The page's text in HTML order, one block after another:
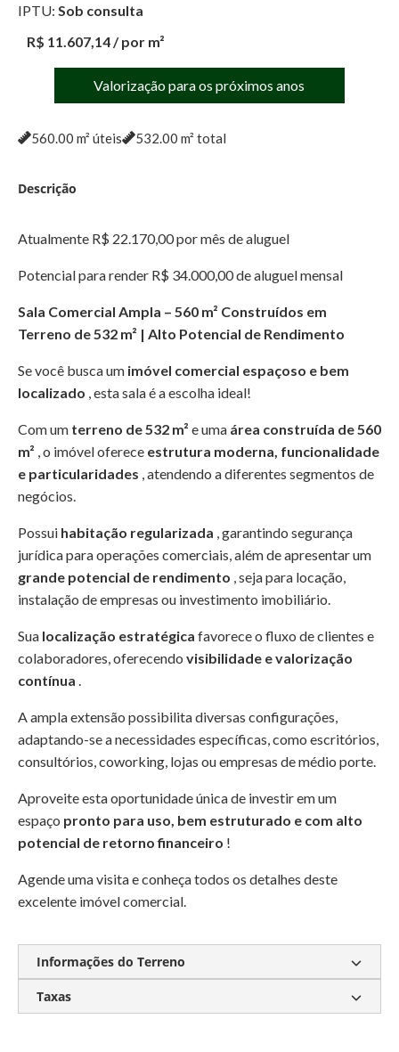
IPTU: Sob consulta
R$ 11.607,14 / por m²
Valorização para os próximos anos
560.00 m² úteis 532.00 m² total
Descrição
Atualmente R$ 22.170,00 por mês de aluguel
Potencial para render R$ 34.000,00 de aluguel mensal
Sala Comercial Ampla – 560 m² Construídos em
Terreno de 532 m² | Alto Potencial de Rendimento
Se você busca um imóvel comercial espaçoso e bem
localizado , esta sala é a escolha ideal!
Com um terreno de 532 m² e uma área construída de 560
m² , o imóvel oferece estrutura moderna, funcionalidade
e particularidades , atendendo a diferentes segmentos de
negócios.
Possui habitação regularizada , garantindo segurança
jurídica para operações comerciais, além de apresentar um
grande potencial de rendimento , seja para locação,
instalação de empresas ou investimento imobiliário.
Sua localização estratégica favorece o fluxo de clientes e
colaboradores, oferecendo visibilidade e valorização
contínua
A ampla extensão possibilita diversas configurações,
adaptando-se a necessidades específicas, como escritórios,
consultórios, coworking, lojas ou empresas de médio porte.
Aproveite esta oportunidade única de investir em um
espaço pronto para uso, bem estruturado e com alto
potencial de retorno financeiro !
Agende uma visita e conheça todos os detalhes deste
excelente imóvel comercial.
Informações do Terreno
Sala comercial
Taxas